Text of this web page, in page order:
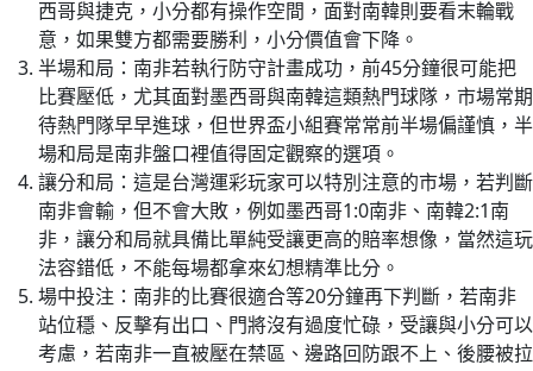
西哥與捷克，小分都有操作空間，面對南韓則要看末輪戰
意，如果雙方都需要勝利，小分價值會下降。
半場和局：南非若執行防守計畫成功，前45分鐘很可能把
比賽壓低，尤其面對墨西哥與南韓這類熱門球隊，市場常期
待熱門隊早早進球，但世界盃小組賽常常前半場偏謹慎，半
場和局是南非盤口裡值得固定觀察的選項。
讓分和局：這是台灣運彩玩家可以特別注意的市場，若判斷
南非會輸，但不會大敗，例如墨西哥1:0南非、南韓2:1南
非，讓分和局就具備比單純受讓更高的賠率想像，當然這玩
法容錯低，不能每場都拿來幻想精準比分。
場中投注：南非的比賽很適合等20分鐘再下判斷，若南非
站位穩、反擊有出口、門將沒有過度忙碌，受讓與小分可以
考慮，若南非一直被壓在禁區、邊路回防跟不上、後腰被拉